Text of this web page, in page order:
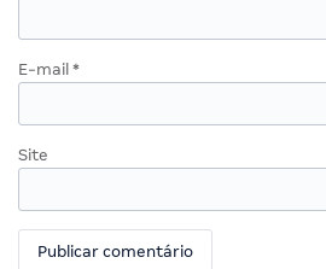
E-mail *
Site